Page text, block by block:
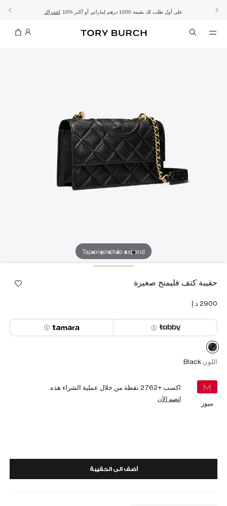
الموسم الجديد: إطلالات العملتسوّقي التشكيلة تشكيلة عيد الأضحىتسوقي اشتراك 10% على أول طلب لك بقيمة 1000 درهم إماراتي أو أكثر تفاصيل - الشحن المجاني تفاصيل - تسوق الآن واستلم في المتجر
Tap or pinch to expand
حقيبة كتف فليمنج صغيرة
اللون Black
ميوز
اكسب +2762 نقطة من خلال عملية الشراء هذه.
انضم الآن
أضف الى الحقيبة